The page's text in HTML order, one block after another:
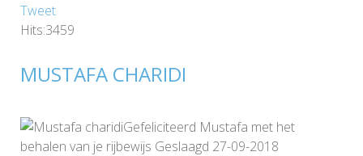
Tweet
Hits:3459
MUSTAFA CHARIDI
Gefeliciteerd Mustafa met het
behalen van je rijbewijs Geslaagd 27-09-2018